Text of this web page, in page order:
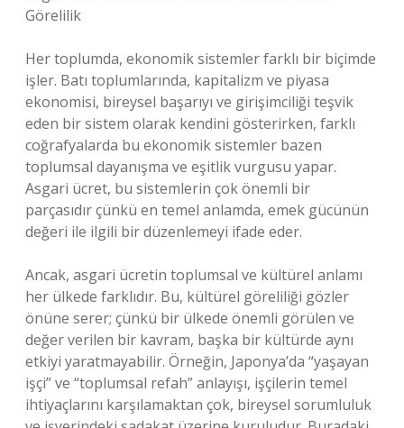
Görelilik
Her toplumda, ekonomik sistemler farklı bir biçimde
işler. Batı toplumlarında, kapitalizm ve piyasa
ekonomisi, bireysel başarıyı ve girişimciliği teşvik
eden bir sistem olarak kendini gösterirken, farklı
coğrafyalarda bu ekonomik sistemler bazen
toplumsal dayanışma ve eşitlik vurgusu yapar.
Asgari ücret, bu sistemlerin çok önemli bir
parçasıdır çünkü en temel anlamda, emek gücünün
değeri ile ilgili bir düzenlemeyi ifade eder.
Ancak, asgari ücretin toplumsal ve kültürel anlamı
her ülkede farklıdır. Bu, kültürel göreliliği gözler
önüne serer; çünkü bir ülkede önemli görülen ve
değer verilen bir kavram, başka bir kültürde aynı
etkiyi yaratmayabilir. Örneğin, Japonya’da “yaşayan
işçi” ve “toplumsal refah” anlayışı, işçilerin temel
ihtiyaçlarını karşılamaktan çok, bireysel sorumluluk